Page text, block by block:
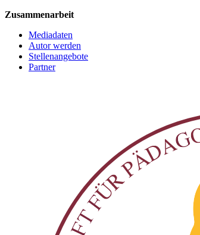
Zusammenarbeit
Mediadaten
Autor werden
Stellenangebote
Partner